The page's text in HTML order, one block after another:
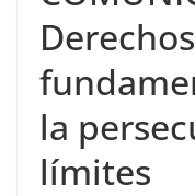
Derechos
la
límites